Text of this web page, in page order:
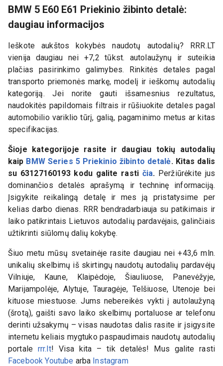
BMW 5 E60 E61 Priekinio žibinto detalė:
daugiau informacijos
Ieškote aukštos kokybės naudotų autodalių? RRR.LT
vienija daugiau nei +7,2 tūkst. autolaužynų ir suteikia
plačias pasirinkimo galimybes. Rinkitės detales pagal
transporto priemonės markę, modelį ir ieškomų autodalių
kategoriją. Jei norite gauti išsamesnius rezultatus,
naudokitės papildomais filtrais ir rūšiuokite detales pagal
automobilio variklio tūrį, galią, pagaminimo metus ar kitas
specifikacijas.
Šioje kategorijoje rasite ir daugiau tokių autodalių
kaip BMW Series 5 Priekinio žibinto detalė. Kitas dalis
su 63127160193kodu galite rasti čia. Peržiūrėkite jus
dominančios detalės aprašymą ir techninę informaciją.
Įsigykite reikalingą detalę ir mes ją pristatysime per
kelias darbo dienas. RRR bendradarbiauja su patikimais ir
laiko patikrintais Lietuvos autodalių pardavėjais, galinčiais
užtikrinti siūlomų dalių kokybę.
Šiuo metu mūsų svetainėje rasite daugiau nei +43,6 mln.
unikalių skelbimų iš skirtingų naudotų autodalių pardavėjų
Vilniuje, Kaune, Klaipėdoje, Šiauliuose, Panevėžyje,
Marijampolėje, Alytuje, Tauragėje, Telšiuose, Utenoje bei
kituose miestuose. Jums nebereikės vykti į autolaužyną
(šrotą), gaišti savo laiko skelbimų portaluose ar telefonu
derinti užsakymų – visas naudotas dalis rasite ir įsigysite
internetu keliais mygtuko paspaudimais naudotų autodalių
portale rrr.lt! Visa kita – tik detalės! Mus galite rasti
Facebook Youtube arba Instagram